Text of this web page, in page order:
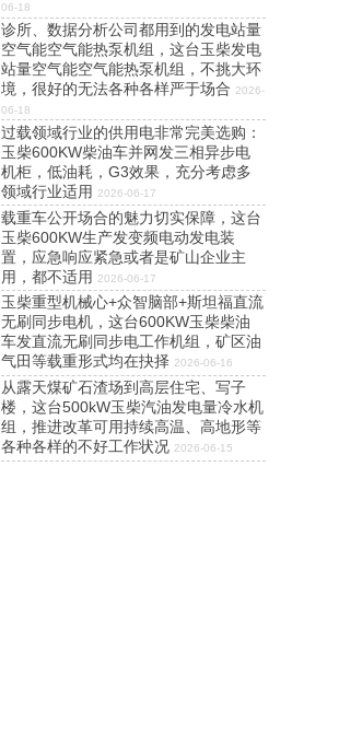
06-18
诊所、数据分析公司都用到的发电站量
空气能空气能热泵机组，这台玉柴发电
站量空气能空气能热泵机组，不挑大环
境，很好的无法各种各样严于场合 2026-
06-18
过载领域行业的供用电非常完美选购：
玉柴600KW柴油车并网发三相异步电
机柜，低油耗，G3效果，充分考虑多
领域行业适用
2026-06-17
载重车公开场合的魅力切实保障，这台
玉柴600KW生产发变频电动发电装
置，应急响应紧急或者是矿山企业主
用，都不适用 2026-06-17
玉柴重型机械心+众智脑部+斯坦福直流
无刷同步电机，这台600KW玉柴柴油
车发直流无刷同步电工作机组，矿区油
气田等载重形式均在抉择 2026-06-16
从露天煤矿石渣场到高层住宅、写子
楼，这台500kW玉柴汽油发电量冷水机
组，推进改革可用持续高温、高地形等
各种各样的不好工作状况 2026-06-15